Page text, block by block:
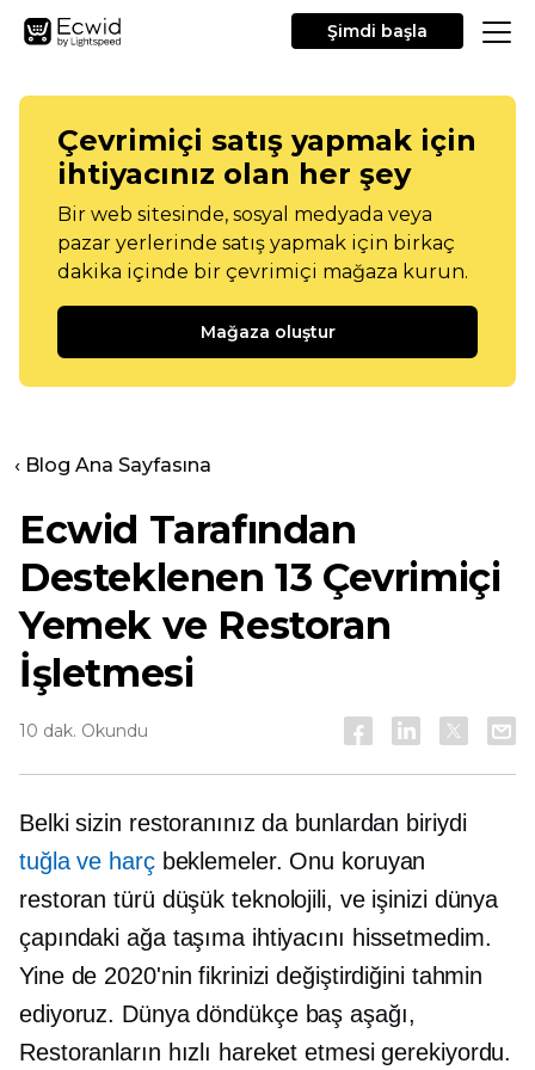
Şimdi başla
Çevrimiçi satış yapmak için
ihtiyacınız olan her şey
Bir web sitesinde, sosyal medyada veya
pazar yerlerinde satış yapmak için birkaç
dakika içinde bir çevrimiçi mağaza kurun.
Mağaza oluştur
‹ Blog Ana Sayfasına
Ecwid Tarafından
Desteklenen 13 Çevrimiçi
Yemek ve Restoran
İşletmesi
10 dak. Okundu
Belki sizin restoranınız da bunlardan biriydi
tuğla ve harç beklemeler. Onu koruyan
restoran türü düşük teknolojili, ve işinizi dünya
çapındaki ağa taşıma ihtiyacını hissetmedim.
Yine de 2020'nin fikrinizi değiştirdiğini tahmin
ediyoruz. Dünya döndükçe baş aşağı,
Restoranların hızlı hareket etmesi gerekiyordu.